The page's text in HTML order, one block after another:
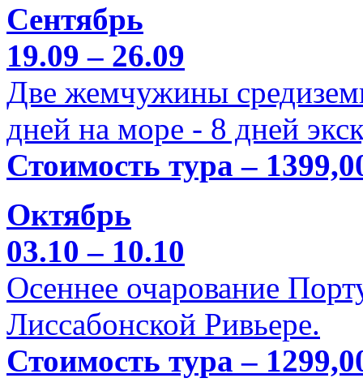
Сентябрь
19.09 – 26.09
Две жемчужины
дней на море - 8 дней
Стоимость тура –
Октябрь
03.10 – 10.10
Осеннее очарование
Лиссабонской Ривьере.
Стоимость тура –